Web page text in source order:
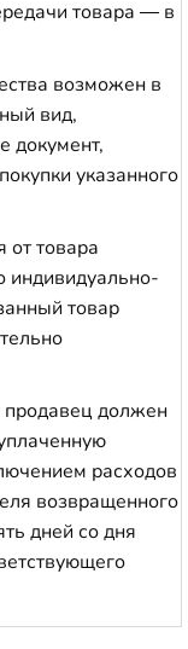
товара — в
возможен в
вид,
документ,
указанного
от товара
индивидуально-
товар
продавец должен
расходов
возвращенного
дней со дня